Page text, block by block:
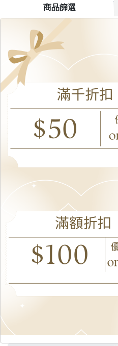
商品篩選